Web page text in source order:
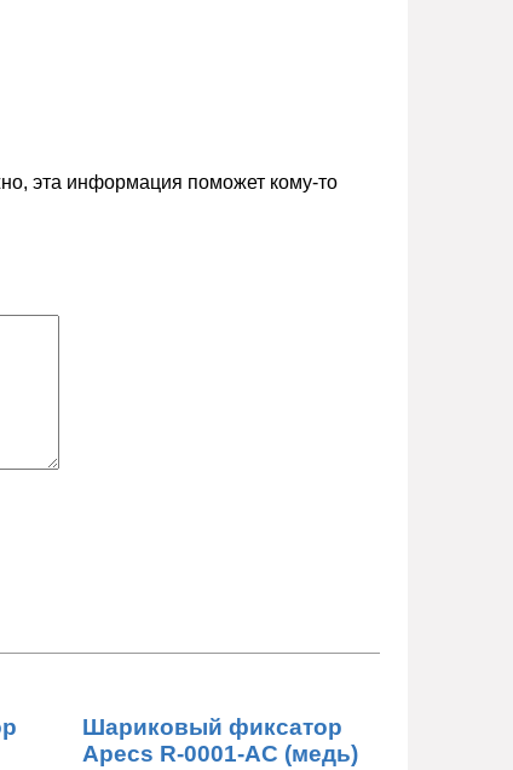
эта информация поможет кому-то
Шариковый фиксатор
Apecs R-0001-AC (медь)